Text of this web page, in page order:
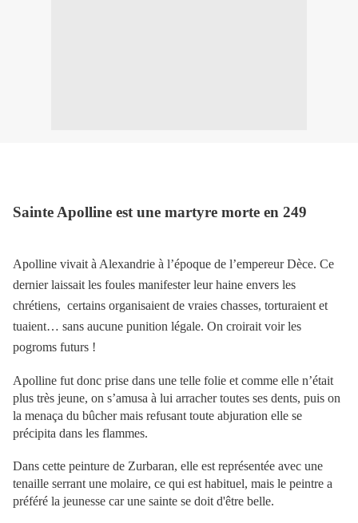
Sainte Apolline est une martyre morte en 249
Apolline vivait à Alexandrie à l’époque de l’empereur Dèce. Ce
dernier laissait les foules manifester leur haine envers les
chrétiens, certains organisaient de vraies chasses, torturaient et
tuaient… sans aucune punition légale. On croirait voir les
pogroms futurs !
Apolline fut donc prise dans une telle folie et comme elle n’était
plus très jeune, on s’amusa à lui arracher toutes ses dents, puis on
la menaça du bûcher mais refusant toute abjuration elle se
précipita dans les flammes.
Dans cette peinture de Zurbaran, elle est représentée avec une
tenaille serrant une molaire, ce qui est habituel, mais le peintre a
préféré la jeunesse car une sainte se doit d'être belle.